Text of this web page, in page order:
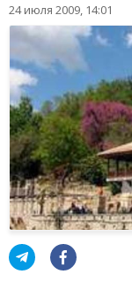
24 июля 2009, 14:01